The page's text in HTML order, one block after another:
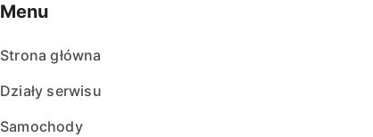
Menu
Strona główna
Działy serwisu
Samochody